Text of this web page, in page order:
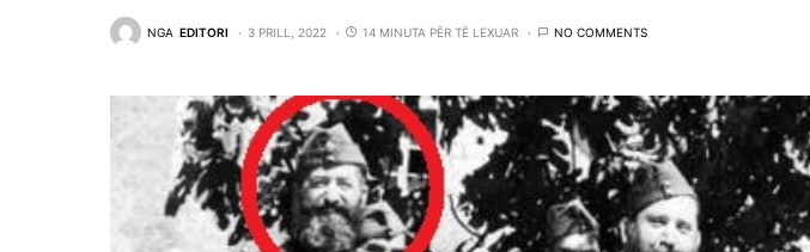
NGA EDITORI 3 PRILL, 2022 14 MINUTA PËR TË LEXUAR NO COMMENTS